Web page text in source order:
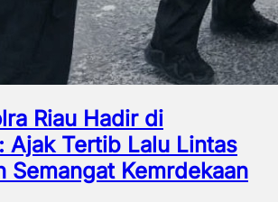
Riau Hadir di
Ajak Tertib Lalu Lintas
Semangat Kemrdekaan